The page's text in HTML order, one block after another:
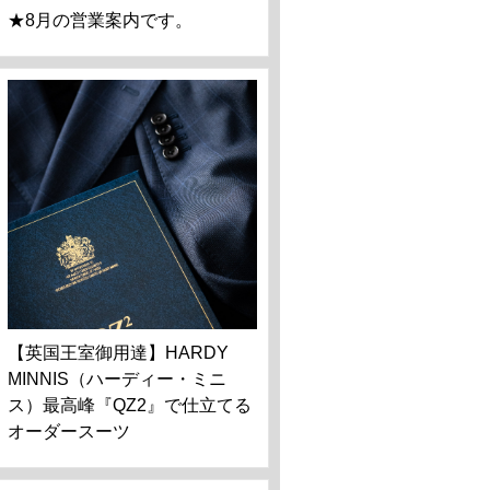
★8月の営業案内です。
【英国王室御用達】HARDY
MINNIS（ハーディー・ミニ
ス）最高峰『QZ2』で仕立てる
オーダースーツ